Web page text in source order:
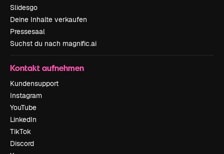
Slidesgo
Deine Inhalte verkaufen
Pressesaal
Suchst du nach magnific.ai
Kontakt aufnehmen
Kundensupport
Instagram
YouTube
LinkedIn
TikTok
Discord